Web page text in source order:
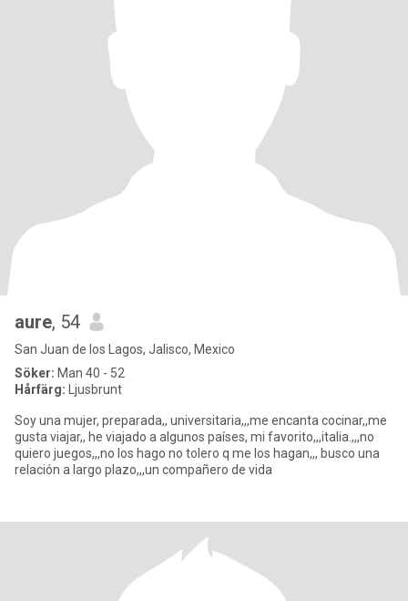
aure, 54
San Juan de los Lagos, Jalisco, Mexico
Söker: Man 40 - 52
Hårfärg: Ljusbrunt
Soy una mujer, preparada,, universitaria,,,me encanta cocinar,,me
gusta viajar,, he viajado a algunos países, mi favorito,,,italia.,,,no
quiero juegos,,,no los hago no tolero q me los hagan,,, busco una
relación a largo plazo,,,un compañero de vida